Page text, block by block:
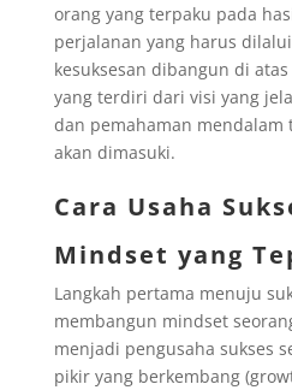
orang yang terpaku pada
perjalanan yang harus
kesuksesan dibangun di
yang terdiri dari visi yang
dan pemahaman mendalam
akan dimasuki.
Cara Usaha
Mindset yang
Langkah pertama menuju
membangun mindset
menjadi pengusaha sukses
pikir yang berkembang